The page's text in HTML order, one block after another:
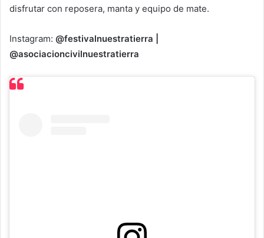
disfrutar con reposera, manta y equipo de mate.
Instagram: @festivalnuestratierra |
@asociacioncivilnuestratierra